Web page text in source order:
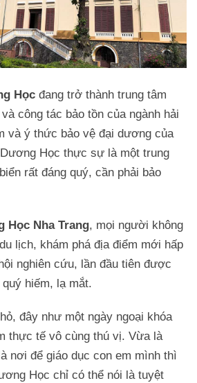
Học đang trở thành trung tâm
công tác bảo tồn của ngành hải
và ý thức bảo vệ đại dương của
Học thực sự là một trung
rất đáng quý, cần phải bảo
Học Nha Trang, mọi người không
lịch, khám phá địa điểm mới hấp
nghiên cứu, lần đầu tiên được
hiếm, lạ mắt.
đây như một ngày ngoại khóa
thực tế vô cùng thú vị. Vừa là
nơi để giáo dục con em mình thì
Học chỉ có thể nói là tuyệt